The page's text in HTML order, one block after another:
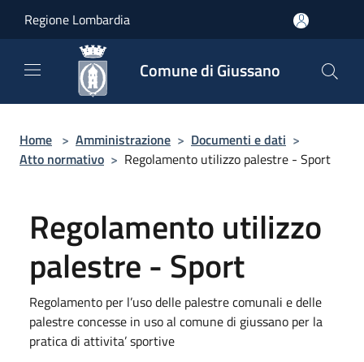
Regione Lombardia
Comune di Giussano
Home > Amministrazione > Documenti e dati >
Atto normativo > Regolamento utilizzo palestre - Sport
Regolamento utilizzo
palestre - Sport
Regolamento per l’uso delle palestre comunali e delle
palestre concesse in uso al comune di giussano per la
pratica di attivita’ sportive